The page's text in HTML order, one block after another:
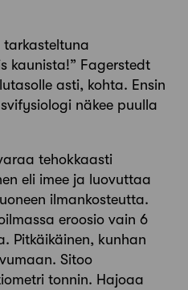
tarkasteltuna
kaunista!” Fagerstedt
asti, kohta. Ensin
näkee puulla
tehokkaasti
eli imee ja luovuttaa
ilmankosteutta.
eroosio vain 6
Pitkäikäinen, kunhan
Sitoo
tonnin. Hajoaa